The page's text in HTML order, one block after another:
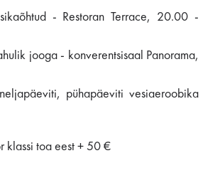
- Restoran Terrace, 20.00 -
jooga - konverentsisaal Panorama,
pühapäeviti vesiaeroobika
klassi toa eest + 50 €